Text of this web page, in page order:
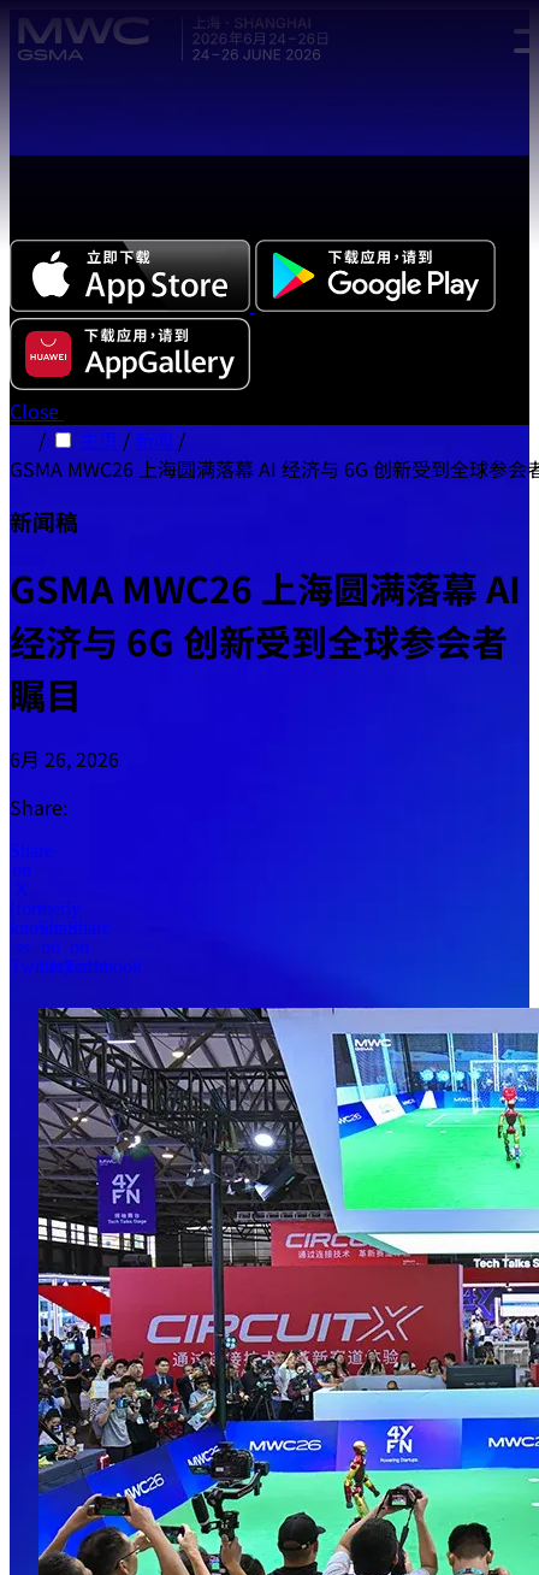
Skip to main content.
Close
/
主页 / 新闻 /
GSMA MWC26 上海圆满落幕 AI 经济与 6G 创新受到全球参会
新闻稿
GSMA MWC26 上海圆满落幕 AI
经济与 6G 创新受到全球参会者
瞩目
6月 26, 2026
Share:
Share
on
X
(formerly
known
as
Twitter)
Share
on
LinkedIn
Share
on
Facebook